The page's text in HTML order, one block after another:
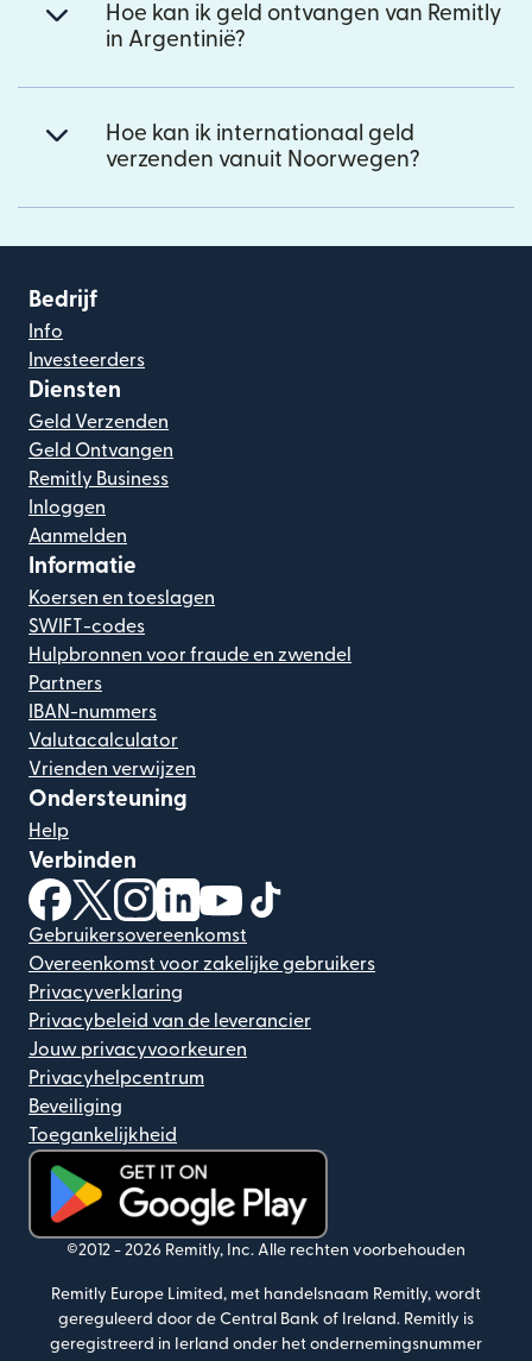
Hoe kan ik geld ontvangen van Remitly
in Argentinië?
Hoe kan ik internationaal geld
verzenden vanuit Noorwegen?
Bedrijf
Info
Investeerders
Diensten
Geld Verzenden
Geld Ontvangen
Remitly Business
Inloggen
Aanmelden
Informatie
Koersen en toeslagen
SWIFT-codes
Hulpbronnen voor fraude en zwendel
Partners
IBAN-nummers
Valutacalculator
Vrienden verwijzen
Ondersteuning
Help
Verbinden
(wordt geopend in een nieuw venster)
(wordt geopend in een nieuw venster)
(wordt geopend in een nieuw venster)
(wordt geopend in een nieuw venster)
(wordt geopend in een nieuw
Gebruikersovereenkomst
Overeenkomst voor zakelijke gebruikers
Privacyverklaring
Privacybeleid van de leverancier
Jouw privacyvoorkeuren
Privacyhelpcentrum
Beveiliging
Toegankelijkheid
(wordt geopend in een nieuw venster)
©2012 - 2026 Remitly, Inc. Alle rechten voorbehouden
Remitly Europe Limited, met handelsnaam Remitly, wordt
gereguleerd door de Central Bank of Ireland. Remitly is
geregistreerd in Ierland onder het ondernemingsnummer